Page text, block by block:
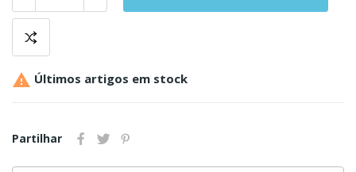
 Últimos artigos em stock
Partilhar